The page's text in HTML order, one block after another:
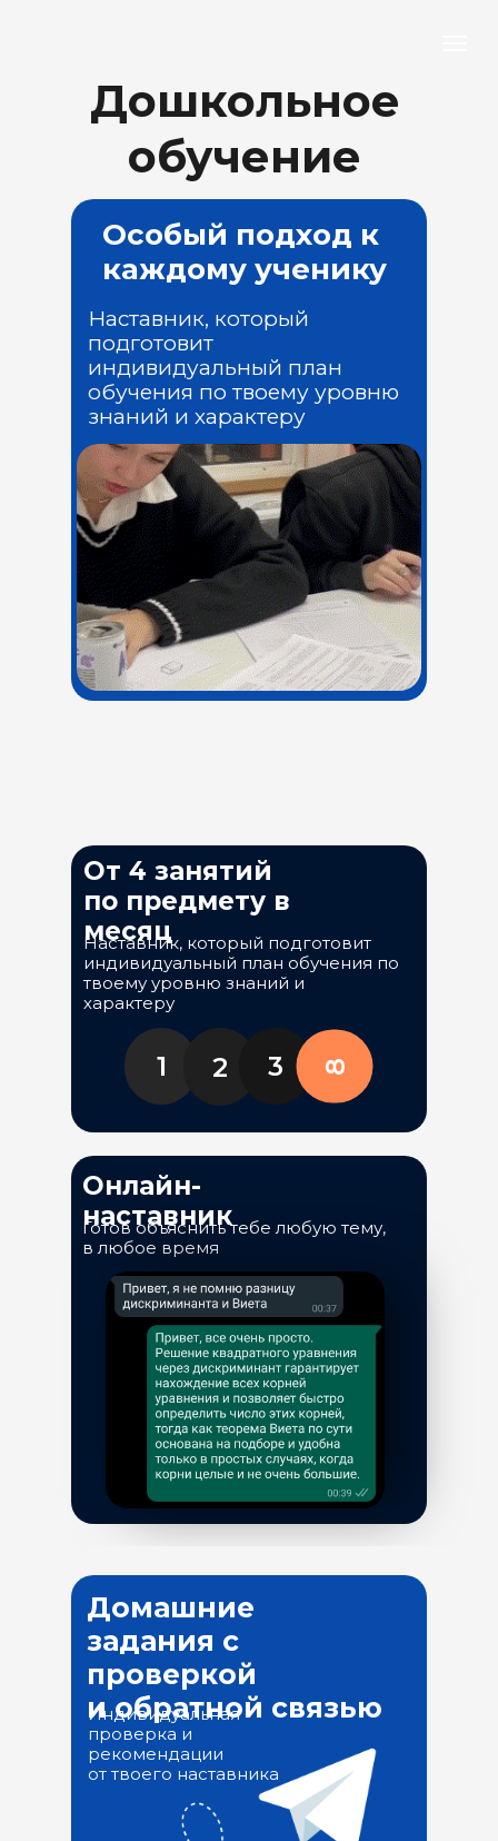
Дошкольное
обучение
Особый подход к
каждому ученику
Наставник, который
подготовит
индивидуальный план
обучения по твоему уровню
знаний и характеру
Онлайн-
наставник
Готов объяснить тебе любую тему,
в любое время
Наставник, который подготовит
индивидуальный план обучения по
твоему уровню знаний и
характеру
1 2 3 8
От 4 занятий
по предмету в
месяц
Домашние
задания с
проверкой
и обратной связью
Индивидуальная
проверка и
рекомендации
от твоего наставника